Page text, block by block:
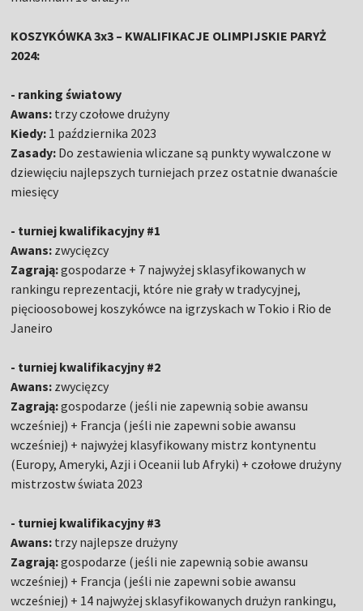
KOSZYKÓWKA 3x3 – KWALIFIKACJE OLIMPIJSKIE PARYŻ
2024:
- ranking światowy
Awans: trzy czołowe drużyny
Kiedy: 1 października 2023
Zasady: Do zestawienia wliczane są punkty wywalczone w
dziewięciu najlepszych turniejach przez ostatnie dwanaście
miesięcy
- turniej kwalifikacyjny #1
Awans: zwycięzcy
Zagrają:gospodarze + 7 najwyżej sklasyfikowanych w
rankingu reprezentacji, które nie grały w tradycyjnej,
pięcioosobowej koszykówce na igrzyskach w Tokio i Rio de
Janeiro
- turniej kwalifikacyjny #2
Awans: zwycięzcy
Zagrają:gospodarze (jeśli nie zapewnią sobie awansu
wcześniej) + Francja (jeśli nie zapewni sobie awansu
wcześniej) + najwyżej klasyfikowany mistrz kontynentu
(Europy, Ameryki, Azji i Oceanii lub Afryki) + czołowe drużyny
mistrzostw świata 2023
- turniej kwalifikacyjny #3
Awans: trzy najlepsze drużyny
Zagrają:gospodarze (jeśli nie zapewnią sobie awansu
wcześniej) + Francja (jeśli nie zapewni sobie awansu
wcześniej) + 14 najwyżej sklasyfikowanych drużyn rankingu,